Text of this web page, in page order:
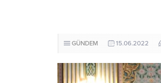
GÜNDEM 15.06.2022